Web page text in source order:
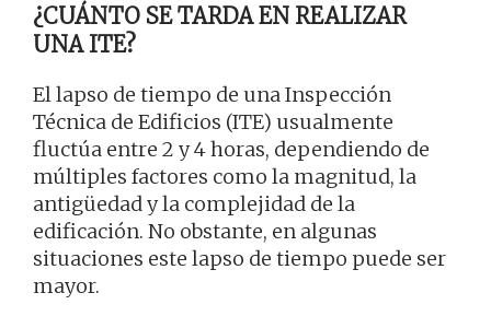
¿CUÁNTO SE TARDA EN REALIZAR
UNA ITE?
El lapso de tiempo de una Inspección
Técnica de Edificios (ITE) usualmente
fluctúa entre 2 y 4 horas, dependiendo de
múltiples factores como la magnitud, la
antigüedad y la complejidad de la
edificación. No obstante, en algunas
situaciones este lapso de tiempo puede ser
mayor.